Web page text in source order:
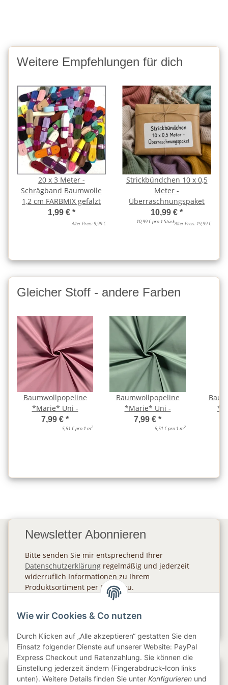
Weitere Empfehlungen für dich
20 x 3 Meter -
Schrägband Baumwolle
1,2 cm FARBMIX gefalzt
1,99 € *
Alter Preis:9,99 €
Strickbündchen 10 x 0,5
Meter -
Überraschnungspaket
10,99 € *
10,99 € pro 1 StückAlter Preis:19,99 €
Gleicher Stoff - andere Farben
Baumwollpopeline
*Marie* Uni -
7,99 € *
5,51 € pro 1 m2
Baumwollpopeline
*Marie* Uni -
7,99 € *
5,51 € pro 1 m2
Newsletter Abonnieren
Bitte senden Sie mir entsprechend Ihrer
Datenschutzerklärung regelmäßig und jederzeit
widerruflich Informationen zu Ihrem
Produktsortiment per E-Mail zu.
Gesetzliche Informationen
Wie wir Cookies & Co nutzen
Durch Klicken auf „Alle akzeptieren“ gestatten Sie den
Einsatz folgender Dienste auf unserer Website: PayPal
Express Checkout und Ratenzahlung. Sie können die
Einstellung jederzeit ändern (Fingerabdruck-Icon links
unten). Weitere Details finden Sie unter Konfigurieren und